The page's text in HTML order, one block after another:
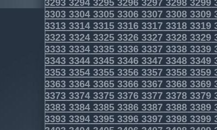
3303 3304 3305 3306 3307 3308 3309
3313 3314 3315 3316 3317 3318 3319
3323 3324 3325 3326 3327 3328 3329
3333 3334 3335 3336 3337 3338 3339
3343 3344 3345 3346 3347 3348 3349
3353 3354 3355 3356 3357 3358 3359
3363 3364 3365 3366 3367 3368 3369
3373 3374 3375 3376 3377 3378 3379
3383 3384 3385 3386 3387 3388 3389
3393 3394 3395 3396 3397 3398 3399